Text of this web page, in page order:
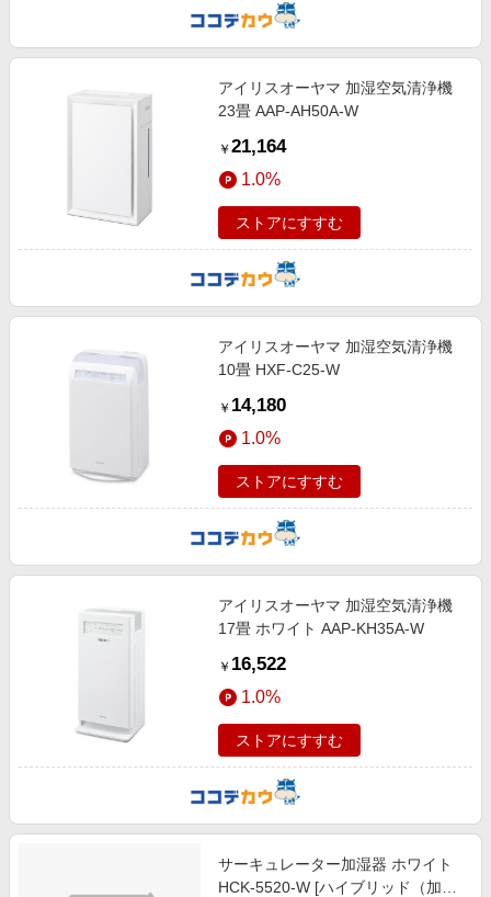
アイリスオーヤマ 加湿空気清浄機
23畳 AAP-AH50A-W
￥ 21,164
1.0%
ストアにすすむ
アイリスオーヤマ 加湿空気清浄機
10畳 HXF-C25-W
￥ 14,180
1.0%
ストアにすすむ
アイリスオーヤマ 加湿空気清浄機
17畳 ホワイト AAP-KH35A-W
￥ 16,522
1.0%
ストアにすすむ
サーキュレーター加湿器 ホワイト
HCK-5520-W [ハイブリッド（加熱